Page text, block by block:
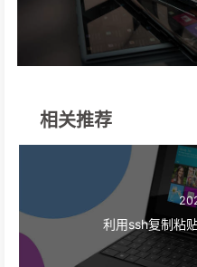
相关推荐
利用ssh复制粘